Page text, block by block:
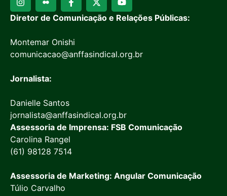
Diretor de Comunicação e Relações Públicas:
Montemar Onishi
comunicacao@anffasindical.org.br
Jornalista:
Danielle Santos
jornalista@anffasindical.org.br
Assessoria de Imprensa: FSB Comunicação
Carolina Rangel
(61) 98128 7514
Assessoria de Marketing: Angular Comunicação
Túlio Carvalho